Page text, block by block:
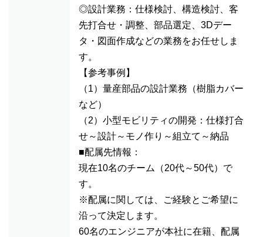
◎設計業務：仕様検討、構造検討、客
先打合せ・調整、部品選定、3Dデー
タ・図面作成などの業務をお任せしま
す。
【参考事例】
（1）量産部品の設計業務（樹脂カバー
など）
（2）小型モビリティの開発：仕様打合
せ～設計～モノ作り～組立て～納品
■配属先情報：
現在10名のチーム（20代～50代）で
す。
※配属に関しては、ご経験とご希望に
沿って決定します。
60名のエンジニアが本社に在籍、配属